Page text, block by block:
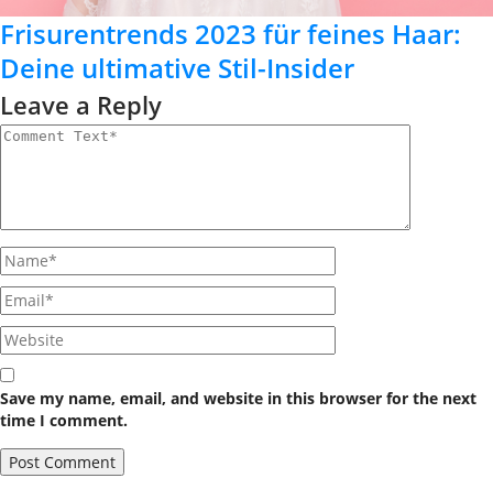
Frisurentrends 2023 für feines Haar:
Deine ultimative Stil-Insider
Leave a Reply
Save my name, email, and website in this browser for the next
time I comment.